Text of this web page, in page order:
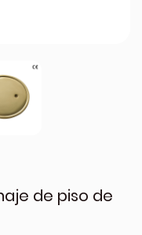
de piso de